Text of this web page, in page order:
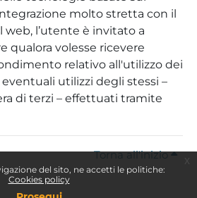
del sito, ne accetti le politiche:
Cookies policy
molto stretta con il
l’utente è invitato a
qualora volesse ricevere
relativo all'utilizzo dei
utilizzi degli stessi –
di terzi – effettuati tramite
Torna all'inizio